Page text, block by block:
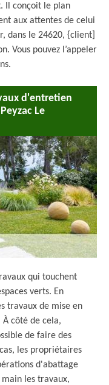
Il conçoit le plan
aux attentes de celui
dans le 24620, {client]
Vous pouvez l’appeler
d'entretien
Le
qui touchent
verts. En
travaux de mise en
À côté de cela,
de faire des
les propriétaires
d'abattage
les travaux,